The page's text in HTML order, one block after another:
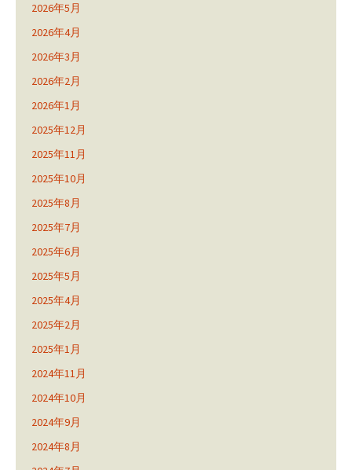
2026年5月
2026年4月
2026年3月
2026年2月
2026年1月
2025年12月
2025年11月
2025年10月
2025年8月
2025年7月
2025年6月
2025年5月
2025年4月
2025年2月
2025年1月
2024年11月
2024年10月
2024年9月
2024年8月